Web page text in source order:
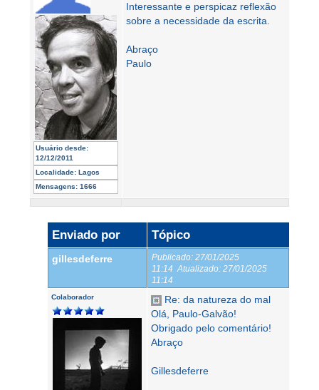
Usuário desde:
12/12/2011
Localidade: Lagos
Mensagens: 1666
Interessante e perspicaz reflexão
sobre a necessidade da escrita.
Abraço
Paulo
Enviado por Tópico
gillesdeferre Publicado: 27/01/2025
11:14 Atualizado: 27/01/2025
11:14
Colaborador
Re: da natureza do mal
Olá, Paulo-Galvão!
Obrigado pelo comentário!
Abraço
Gillesdeferre